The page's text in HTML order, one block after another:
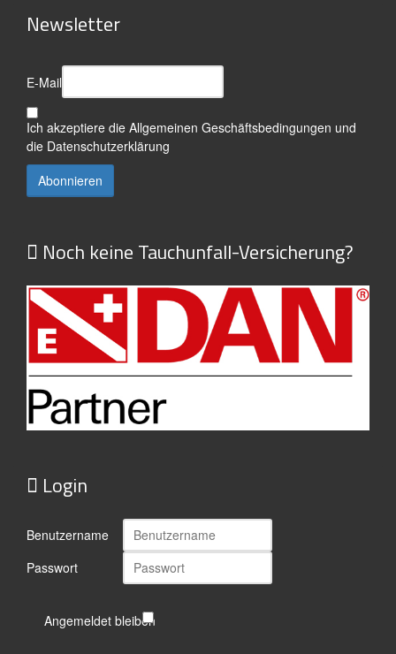
Newsletter
E-Mail
Ich akzeptiere die Allgemeinen Geschäftsbedingungen und
die Datenschutzerklärung
Noch keine Tauchunfall-Versicherung?
Login
Benutzername
Passwort
Angemeldet bleiben